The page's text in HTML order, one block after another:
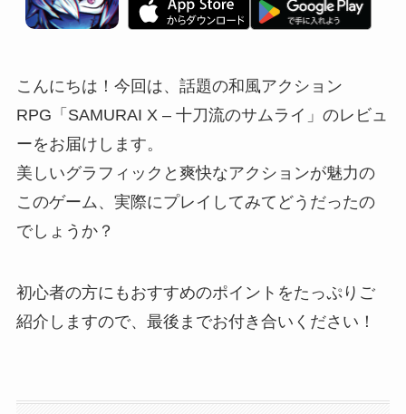
こんにちは！今回は、話題の和風アクション
RPG「SAMURAI X – 十刀流のサムライ」のレビュ
ーをお届けします。
美しいグラフィックと爽快なアクションが魅力の
このゲーム、実際にプレイしてみてどうだったの
でしょうか？
初心者の方にもおすすめのポイントをたっぷりご
紹介しますので、最後までお付き合いください！